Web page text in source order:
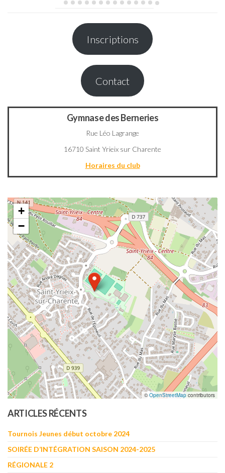
Inscriptions
Contact
Gymnase des Berneries
Rue Léo Lagrange
16710 Saint Yrieix sur Charente
Horaires du club
+
−
©OpenStreetMap contributors
ARTICLES RÉCENTS
Tournois Jeunes début octobre 2024
SOIRÉE D’INTÉGRATION SAISON 2024-2025
RÉGIONALE 2